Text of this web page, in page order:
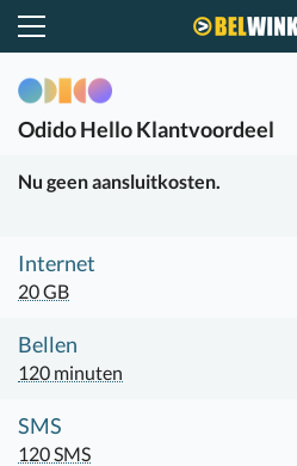
OdidoHello Klantvoordeel
Nu geen aansluitkosten.
Internet
20 GB
Bellen
120 minuten
SMS
120 SMS